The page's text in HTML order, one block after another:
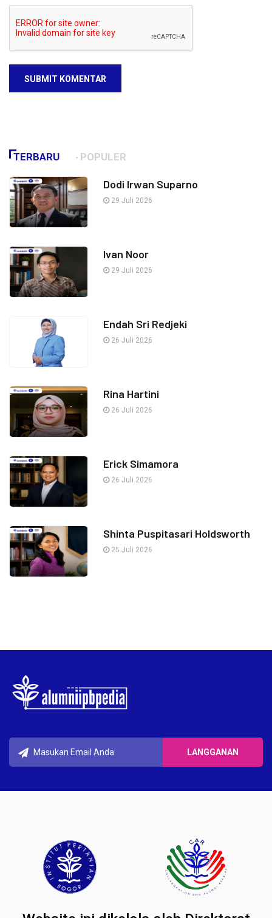
SUBMIT KOMENTAR
TERBARU POPULER
Dodi Irwan Suparno
29 Juli 2026
Ivan Noor
29 Juli 2026
Endah Sri Redjeki
26 Juli 2026
Rina Hartini
26 Juli 2026
Erick Simamora
26 Juli 2026
Shinta Puspitasari Holdsworth
25 Juli 2026